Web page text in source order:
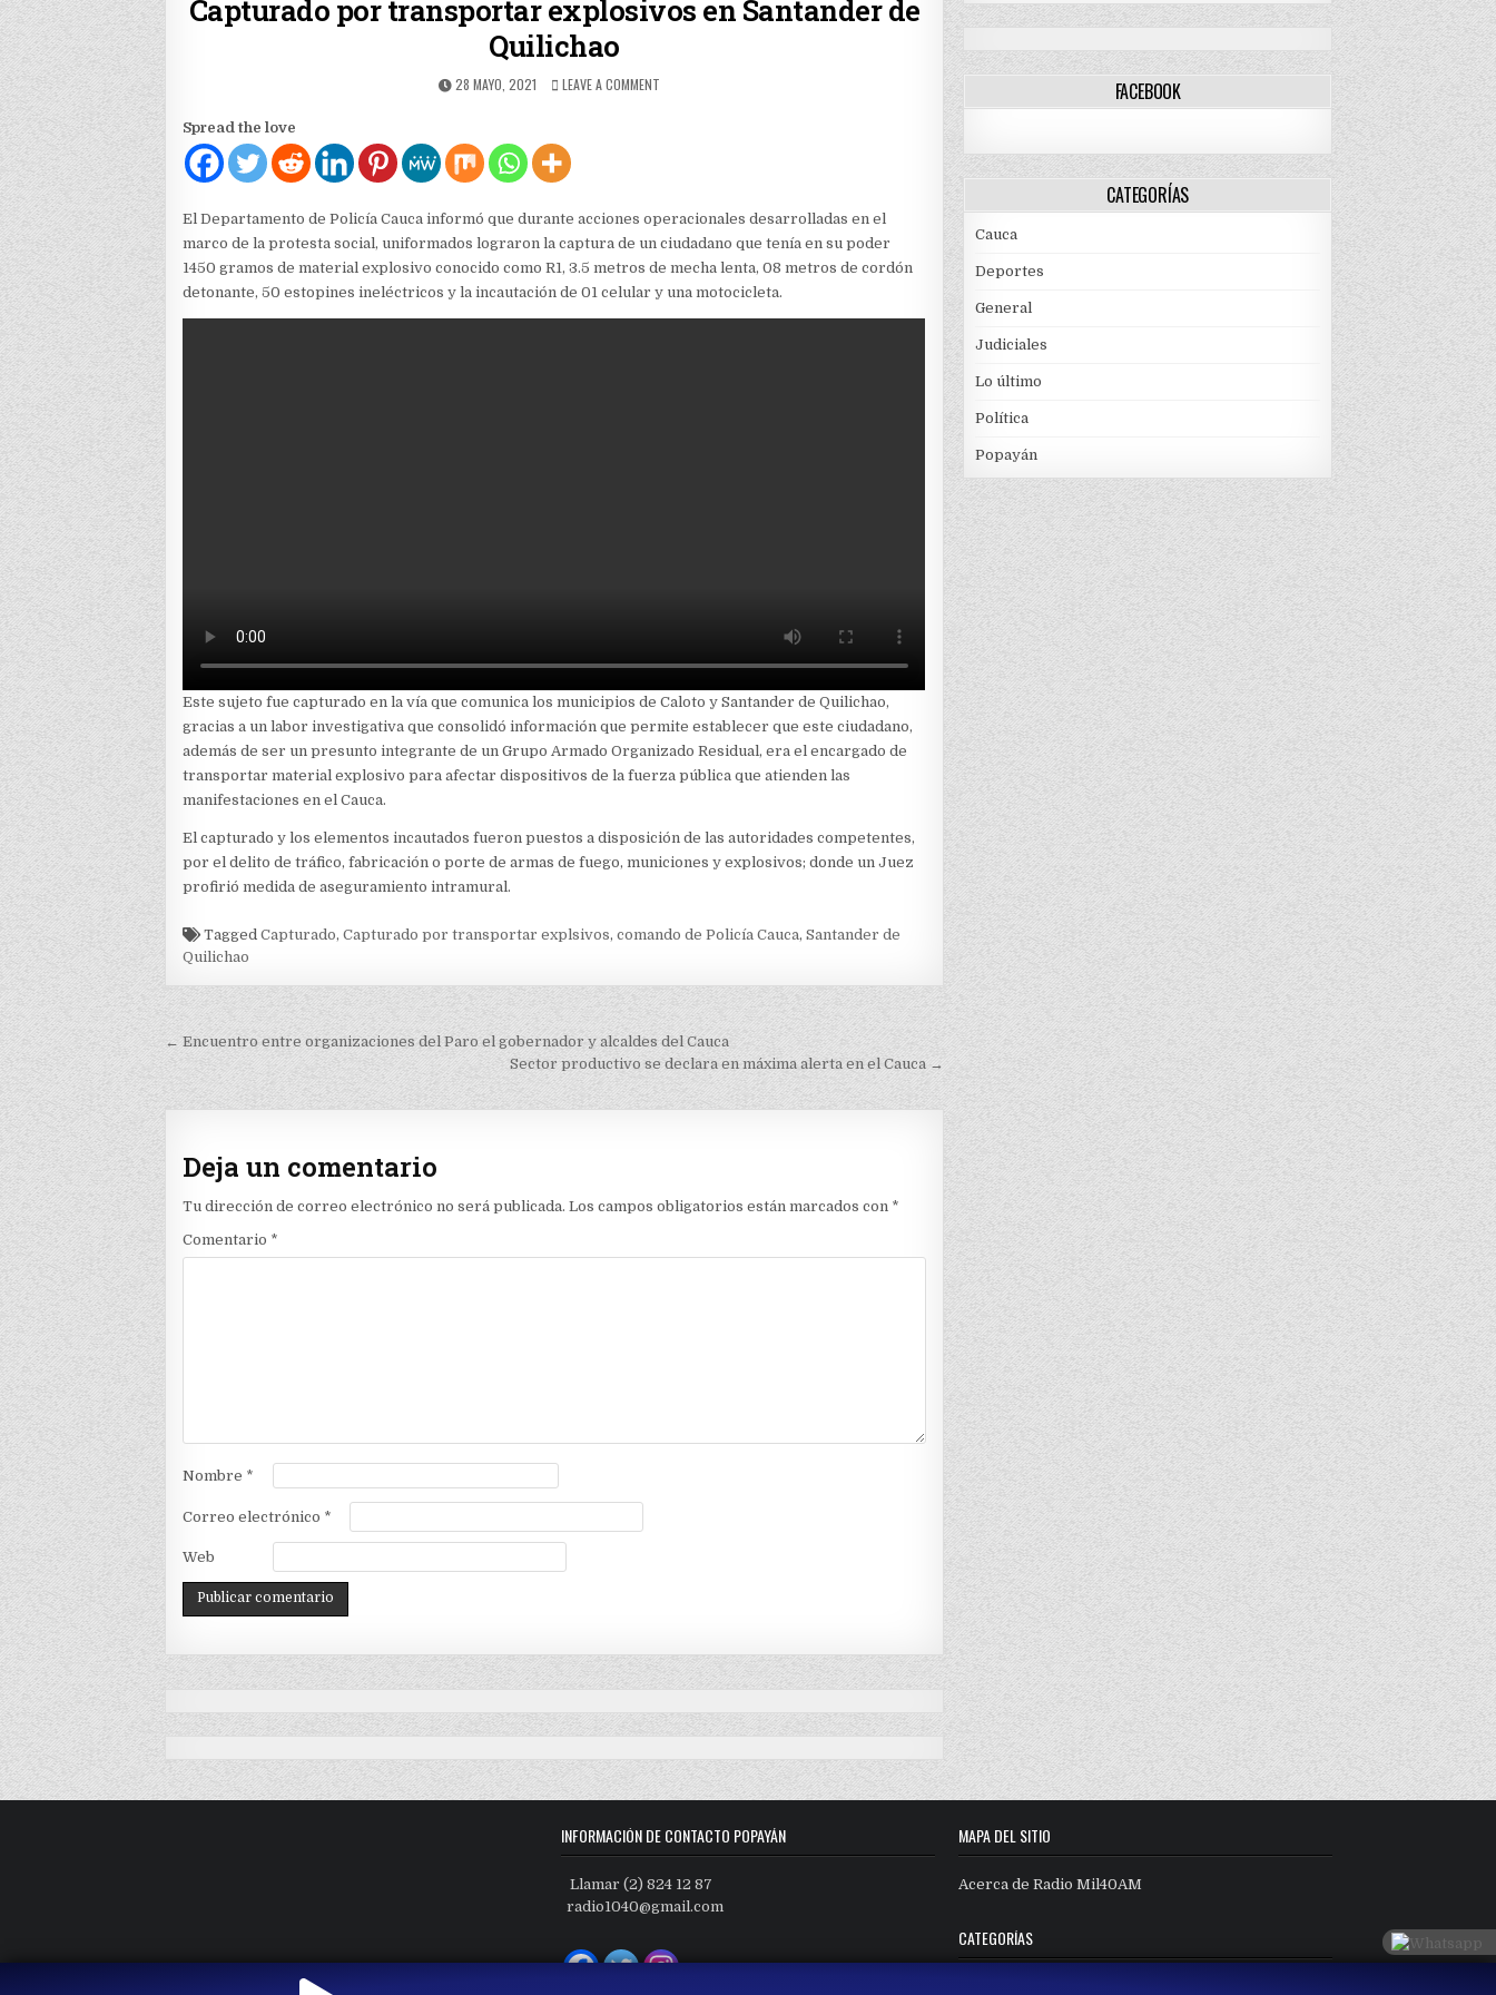
Capturado por transportar explosivos en Santander de
Quilichao
PUBLISHED
28 MAYO, 2021 LEAVE A COMMENTON
DE
QUILICHAO
Spread the love
El Departamento de Policía Cauca informó que durante acciones operacionales desarrolladas en el
marco de la protesta social, uniformados lograron la captura de un ciudadano que tenía en su poder
1450 gramos de material explosivo conocido como R1, 3.5 metros de mecha lenta, 08 metros de cordón
detonante, 50 estopines ineléctricos y la incautación de 01 celular y una motocicleta.
Este sujeto fue capturado en la vía que comunica los municipios de Caloto y Santander de Quilichao,
gracias a un labor investigativa que consolidó información que permite establecer que este ciudadano,
además de ser un presunto integrante de un Grupo Armado Organizado Residual, era el encargado de
transportar material explosivo para afectar dispositivos de la fuerza pública que atienden las
manifestaciones en el Cauca.
El capturado y los elementos incautados fueron puestos a disposición de las autoridades competentes,
por el delito de tráfico, fabricación o porte de armas de fuego, municiones y explosivos; donde un Juez
profirió medida de aseguramiento intramural.
TaggedCapturado,Capturado por transportar explsivos,comando de Policía Cauca,Santander de
Quilichao
Navegación
entradas
← Encuentro entre organizaciones del Paro el gobernador y alcaldes del Cauca
Sector productivo se declara en máxima alerta en el Cauca →
Deja un comentario
Tu dirección de correo electrónico no será publicada. Los campos obligatorios están marcados con *
Comentario *
Nombre *
Correo electrónico *
Web
FACEBOOK
CATEGORÍAS
Cauca
Deportes
General
Judiciales
Lo último
Política
Popayán
INFORMACIÓN DE CONTACTO POPAYÁN
Llamar (2) 824 12 87
radio1040@gmail.com
MAPA DEL SITIO
Acerca de Radio Mil40AM
CATEGORÍAS